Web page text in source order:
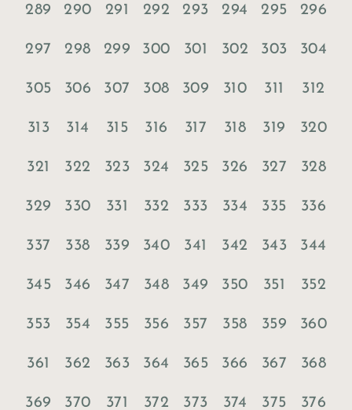
289 290 291 292 293 294 295 296
297 298 299 300 301 302 303 304
305 306 307 308 309 310 311 312
313 314 315 316 317 318 319 320
321 322 323 324 325 326 327 328
329 330 331 332 333 334 335 336
337 338 339 340 341 342 343 344
345 346 347 348 349 350 351 352
353 354 355 356 357 358 359 360
361 362 363 364 365 366 367 368
369 370 371 372 373 374 375 376